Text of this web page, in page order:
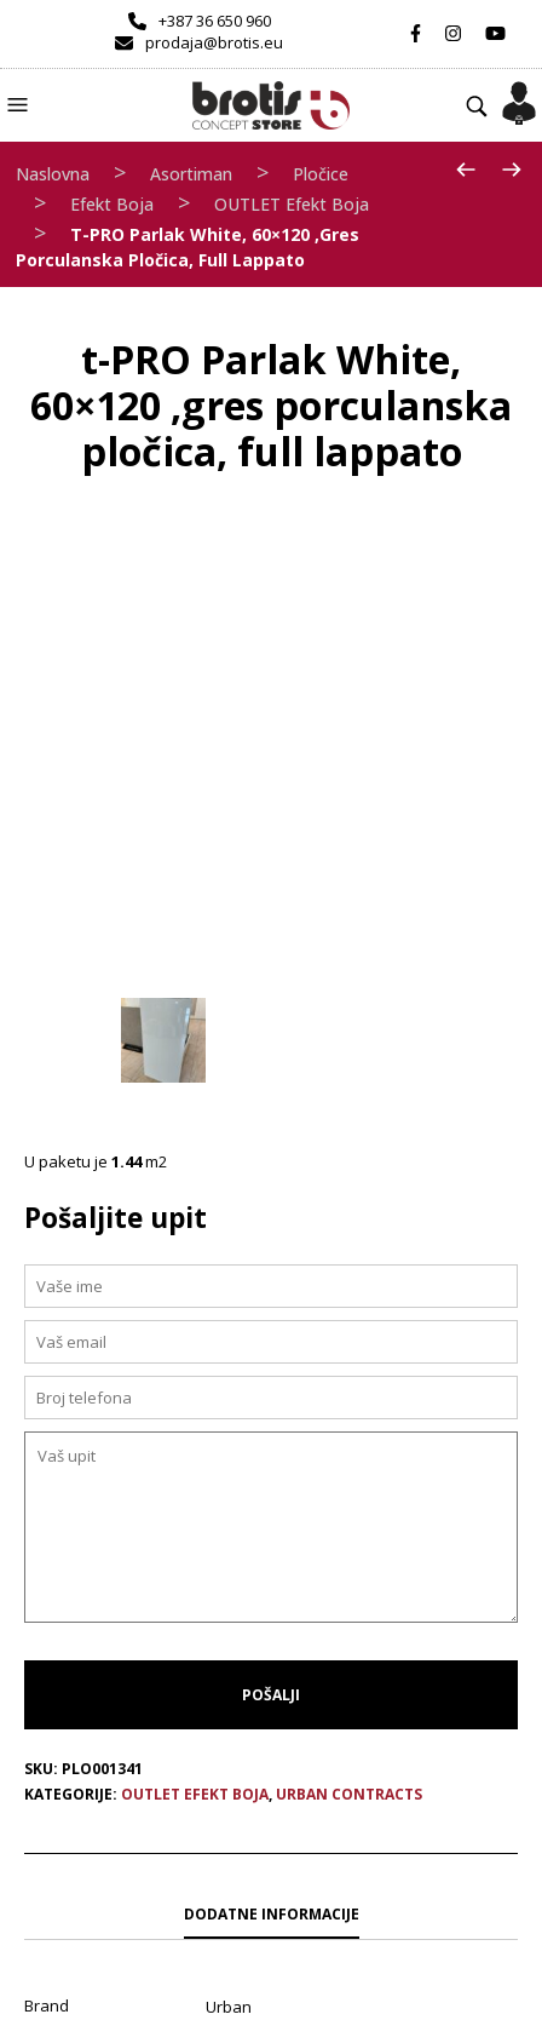
+387 36 650 960
prodaja@brotis.eu
Naslovna > Asortiman > Pločice
> Efekt Boja > OUTLET Efekt Boja
>
T-PRO Parlak White, 60×120 ,gres
Porculanska Pločica, Full Lappato
t-PRO Parlak White,
60×120 ,gres porculanska
pločica, full lappato
U paketu je 1.44m2
Pošaljite upit
SKU: PLO001341
KATEGORIJE: OUTLET EFEKT BOJA, URBAN CONTRACTS
DODATNE INFORMACIJE
Brand Urban